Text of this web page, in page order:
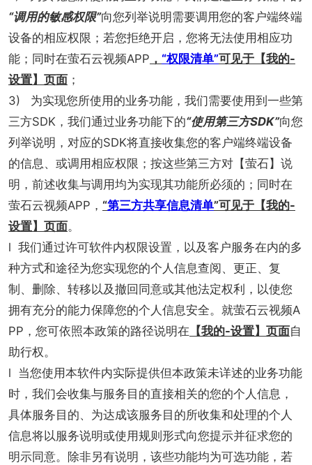
“调用的敏感权限”向您列举说明需要调用您的客户端终端
设备的相应权限；若您拒绝开启，您将无法使用相应功
能；同时在萤石云视频APP ， “权限清单”可见于【我的-
设置】页面 ；
3) 为实现您所使用的业务功能，我们需要使用到一些第
三方SDK，我们通过业务功能下的“使用第三方SDK”向您
列举说明，对应的SDK将直接收集您的客户端终端设备
的信息、或调用相应权限；按这些第三方对【萤石】说
明，前述收集与调用均为实现其功能所必须的；同时在
萤石云视频APP， “第三方共享信息清单”可见于【我的-
设置】页面。
l 我们通过许可软件内权限设置，以及客户服务在内的多
种方式和途径为您实现您的个人信息查阅、更正、复
制、删除、转移以及撤回同意或其他法定权利，以使您
拥有充分的能力保障您的个人信息安全。就萤石云视频A
PP，您可依照本政策的路径说明在 【我的-设置】页面自
助行权。
l 当您使用本软件内实际提供但本政策未详述的业务功能
时，我们会收集与服务目的直接相关的您的个人信息，
具体服务目的、为达成该服务目的所收集和处理的个人
信息将以服务说明或使用规则形式向您提示并征求您的
明示同意。除非另有说明，该些功能均为可选功能，若